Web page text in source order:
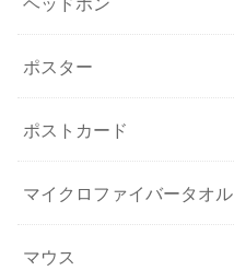
ポスター
ポストカード
マイクロファイバータオル
マウス